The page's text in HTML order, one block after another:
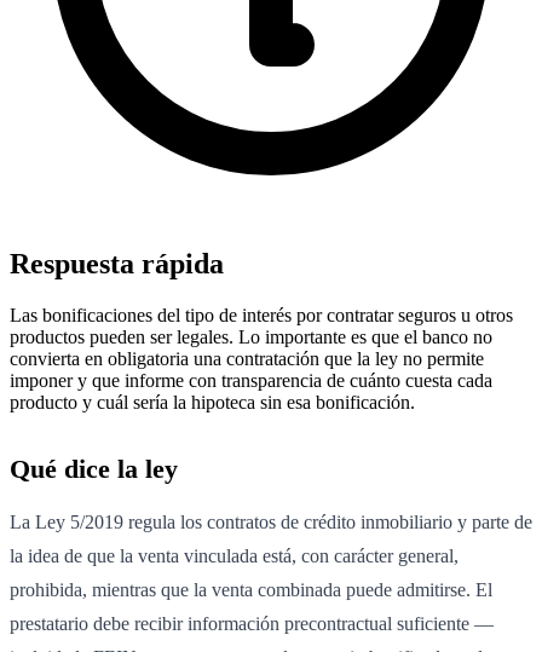
Respuesta rápida
Las bonificaciones del tipo de interés por contratar seguros u otros
productos pueden ser legales. Lo importante es que el banco no
convierta en obligatoria una contratación que la ley no permite
imponer y que informe con transparencia de cuánto cuesta cada
producto y cuál sería la hipoteca sin esa bonificación.
Qué dice la ley
La Ley 5/2019 regula los contratos de crédito inmobiliario y parte de
la idea de que la venta vinculada está, con carácter general,
prohibida, mientras que la venta combinada puede admitirse. El
prestatario debe recibir información precontractual suficiente —